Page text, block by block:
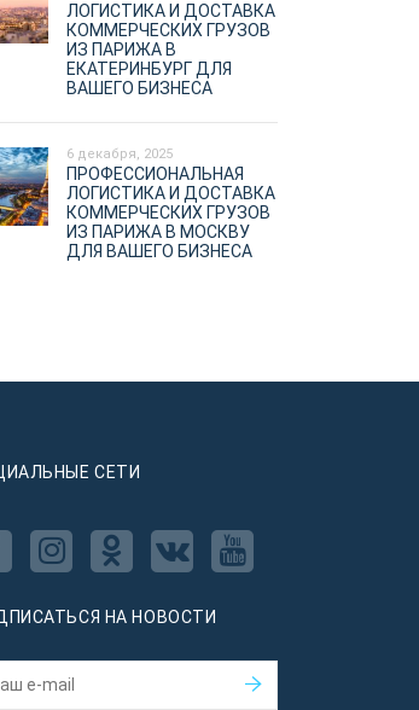
ЛОГИСТИКА И ДОСТАВКА
КОММЕРЧЕСКИХ ГРУЗОВ
ИЗ ПАРИЖА В
ЕКАТЕРИНБУРГ ДЛЯ
ВАШЕГО БИЗНЕСА
6 декабря, 2025
ПРОФЕССИОНАЛЬНАЯ
ЛОГИСТИКА И ДОСТАВКА
КОММЕРЧЕСКИХ ГРУЗОВ
ИЗ ПАРИЖА В МОСКВУ
ДЛЯ ВАШЕГО БИЗНЕСА
СЕТИ
НА НОВОСТИ